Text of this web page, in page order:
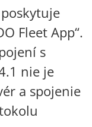
Fleet App“.
s
nie je
a spojenie